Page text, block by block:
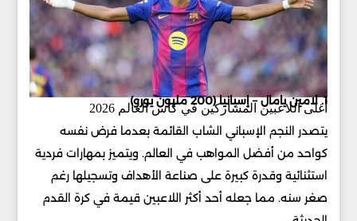
أغلى اللاعبين المشاركين في كأس العالم 2026
1. لامين يامال – إسبانيا (200 مليون يورو)
يتصدر النجم الإسباني الشاب القائمة بعدما فرض نفسه
كواحد من أفضل المواهب في العالم. ويتميز بمهارات فردية
استثنائية وقدرة كبيرة على صناعة الأهداف وتسجيلها رغم
صغر سنه. مما جعله أحد أكثر اللاعبين قيمة في كرة القدم